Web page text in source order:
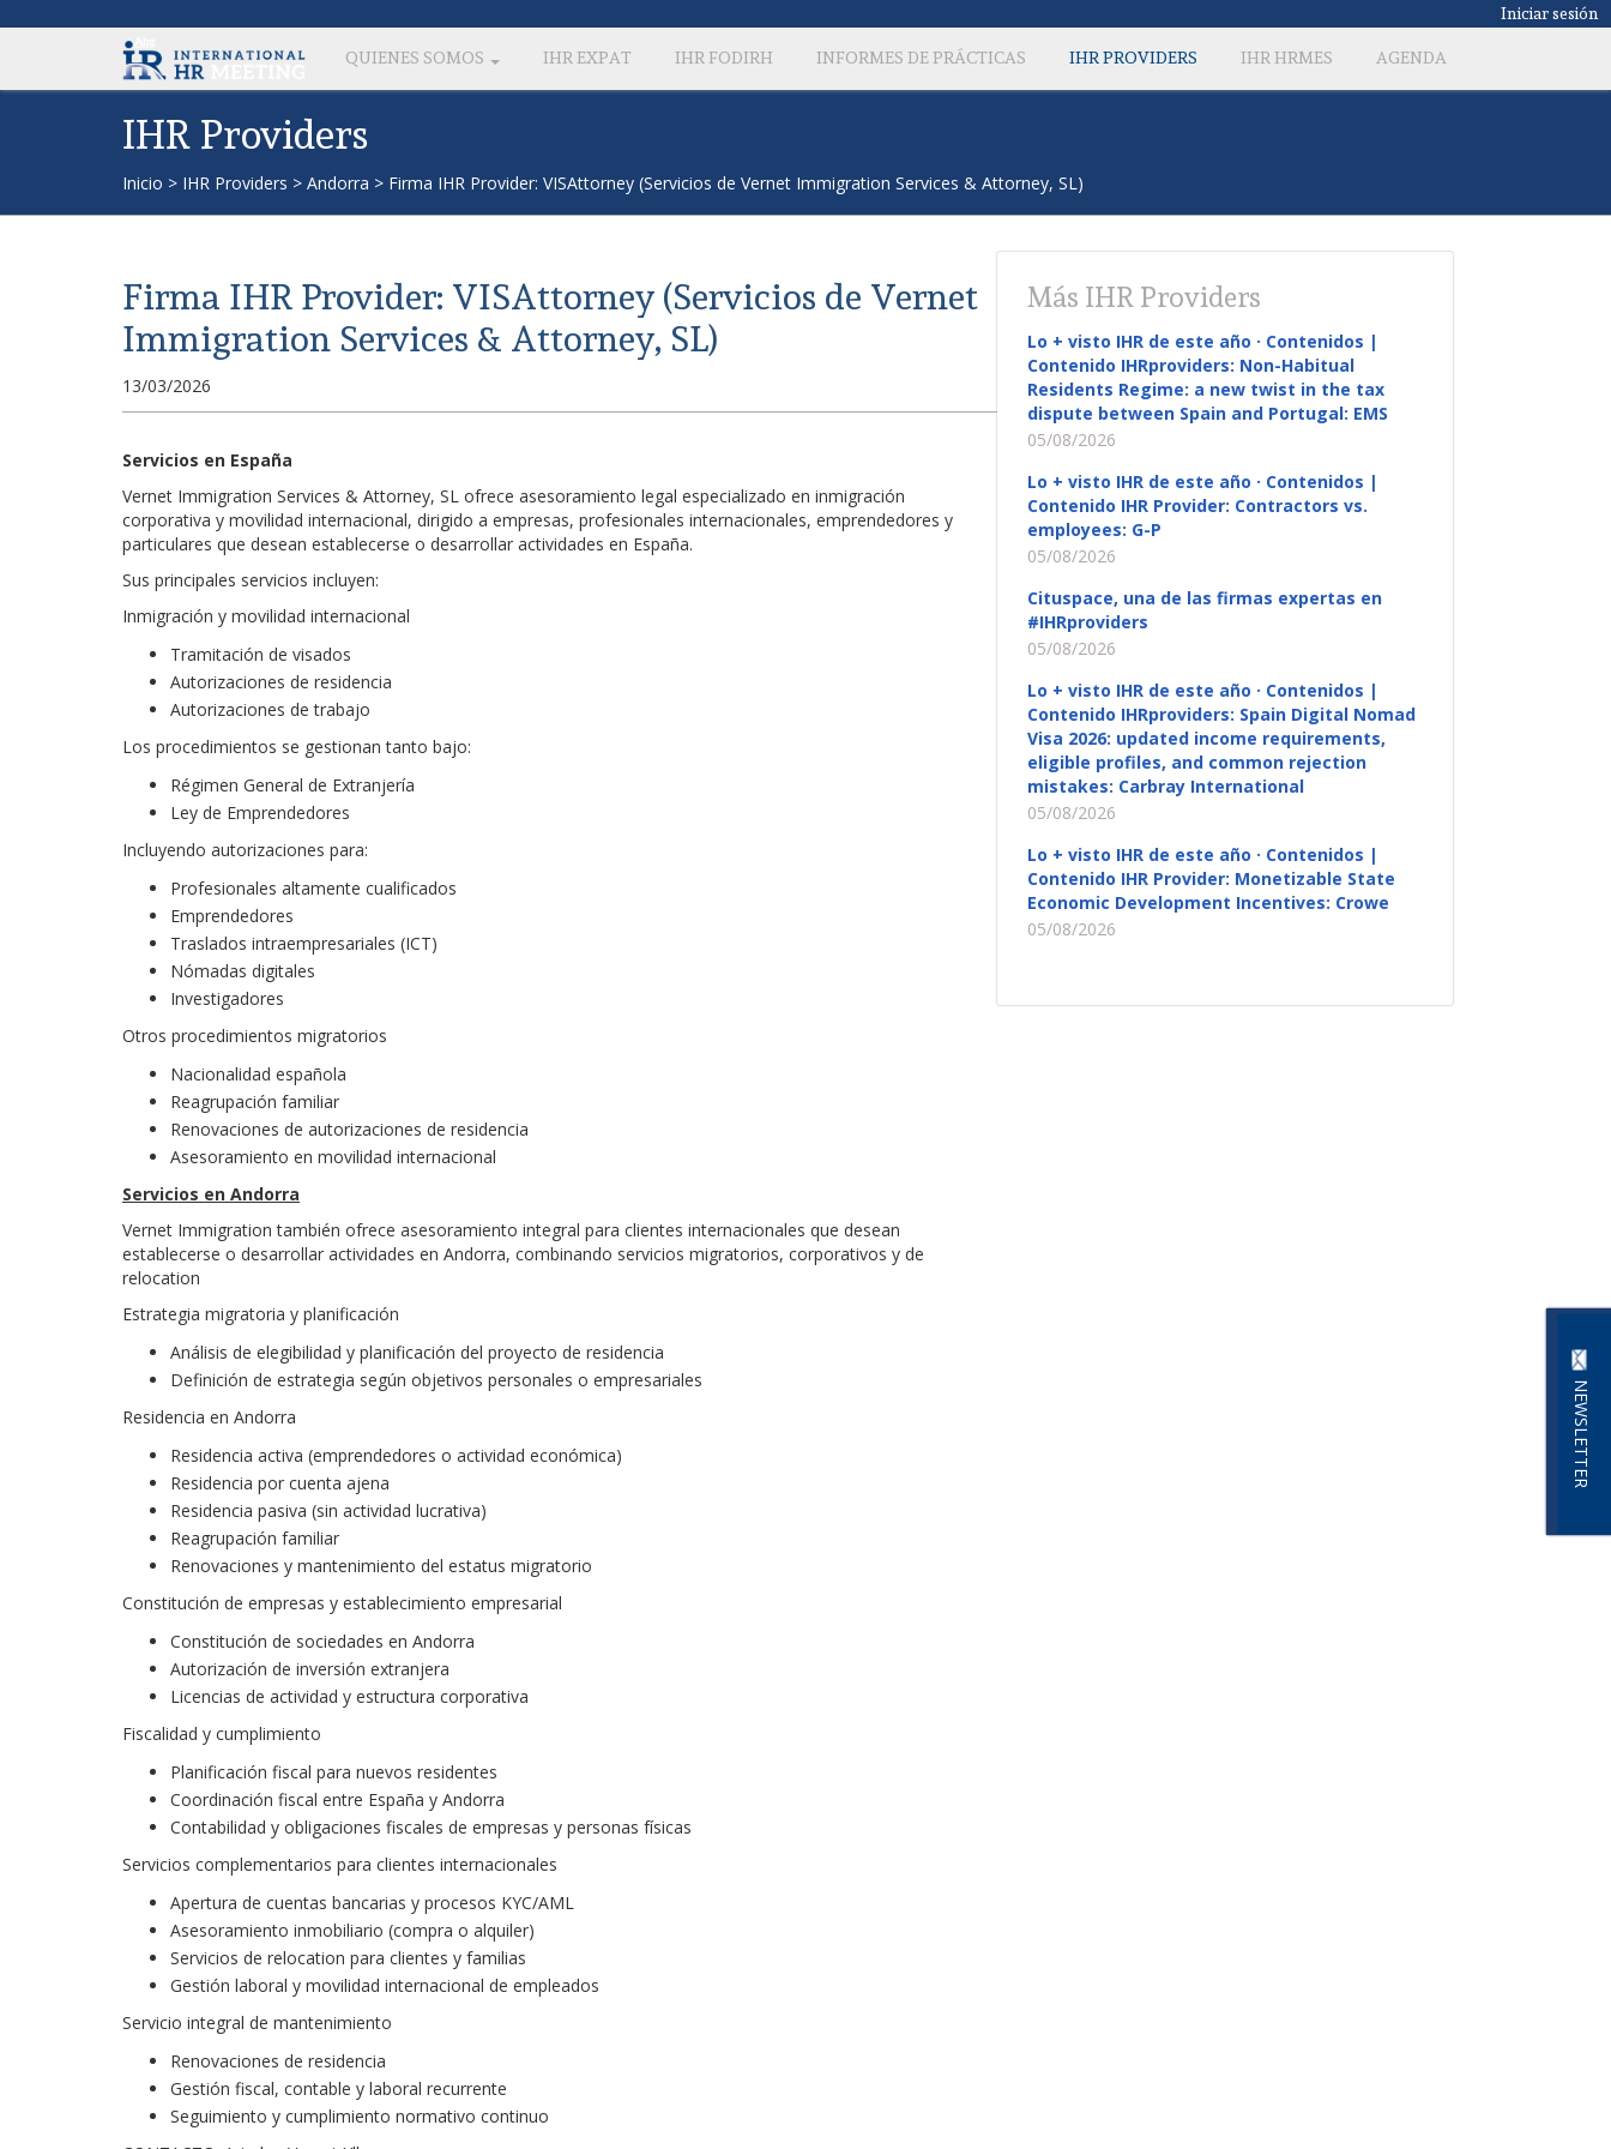
Iniciar sesión
QUIENES SOMOS IHR EXPAT IHR FODIRH INFORMES DE PRÁCTICAS IHR PROVIDERS IHR HRMES AGENDA
NEWSLETTER
IHR Providers
Inicio > IHR Providers > Andorra > Firma IHR Provider: VISAttorney (Servicios de Vernet Immigration Services & Attorney, SL)
Firma IHR Provider: VISAttorney (Servicios de Vernet
Immigration Services & Attorney, SL)
13/03/2026
Servicios en España
Vernet Immigration Services & Attorney, SL ofrece asesoramiento legal especializado en inmigración
corporativa y movilidad internacional, dirigido a empresas, profesionales internacionales, emprendedores y
particulares que desean establecerse o desarrollar actividades en España.
Sus principales servicios incluyen:
Inmigración y movilidad internacional
Tramitación de visados
Autorizaciones de residencia
Autorizaciones de trabajo
Los procedimientos se gestionan tanto bajo:
Régimen General de Extranjería
Ley de Emprendedores
Incluyendo autorizaciones para:
Profesionales altamente cualificados
Emprendedores
Traslados intraempresariales (ICT)
Nómadas digitales
Investigadores
Otros procedimientos migratorios
Nacionalidad española
Reagrupación familiar
Renovaciones de autorizaciones de residencia
Asesoramiento en movilidad internacional
Servicios en Andorra
Vernet Immigration también ofrece asesoramiento integral para clientes internacionales que desean
establecerse o desarrollar actividades en Andorra, combinando servicios migratorios, corporativos y de
relocation
Estrategia migratoria y planificación
Análisis de elegibilidad y planificación del proyecto de residencia
Definición de estrategia según objetivos personales o empresariales
Residencia en Andorra
Residencia activa (emprendedores o actividad económica)
Residencia por cuenta ajena
Residencia pasiva (sin actividad lucrativa)
Reagrupación familiar
Renovaciones y mantenimiento del estatus migratorio
Constitución de empresas y establecimiento empresarial
Constitución de sociedades en Andorra
Autorización de inversión extranjera
Licencias de actividad y estructura corporativa
Fiscalidad y cumplimiento
Planificación fiscal para nuevos residentes
Coordinación fiscal entre España y Andorra
Contabilidad y obligaciones fiscales de empresas y personas físicas
Servicios complementarios para clientes internacionales
Apertura de cuentas bancarias y procesos KYC/AML
Asesoramiento inmobiliario (compra o alquiler)
Servicios de relocation para clientes y familias
Gestión laboral y movilidad internacional de empleados
Servicio integral de mantenimiento
Renovaciones de residencia
Gestión fiscal, contable y laboral recurrente
Seguimiento y cumplimiento normativo continuo
Más IHR Providers
Lo + visto IHR de este año · Contenidos |
Contenido IHRproviders: Non-Habitual
Residents Regime: a new twist in the tax
dispute between Spain and Portugal: EMS
05/08/2026
Lo + visto IHR de este año · Contenidos |
Contenido IHR Provider: Contractors vs.
employees: G-P
05/08/2026
Cituspace, una de las firmas expertas en
#IHRproviders
05/08/2026
Lo + visto IHR de este año · Contenidos |
Contenido IHRproviders: Spain Digital Nomad
Visa 2026: updated income requirements,
eligible profiles, and common rejection
mistakes: Carbray International
05/08/2026
Lo + visto IHR de este año · Contenidos |
Contenido IHR Provider: Monetizable State
Economic Development Incentives: Crowe
05/08/2026